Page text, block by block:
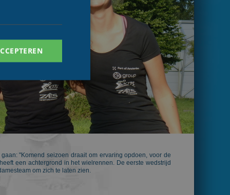
"Komend seizoen draait om ervaring opdoen, voor de
een achtergrond in het wielrennen. De eerste wedstrijd
om zich te laten zien.
cookies kunnen
Analytics -
used